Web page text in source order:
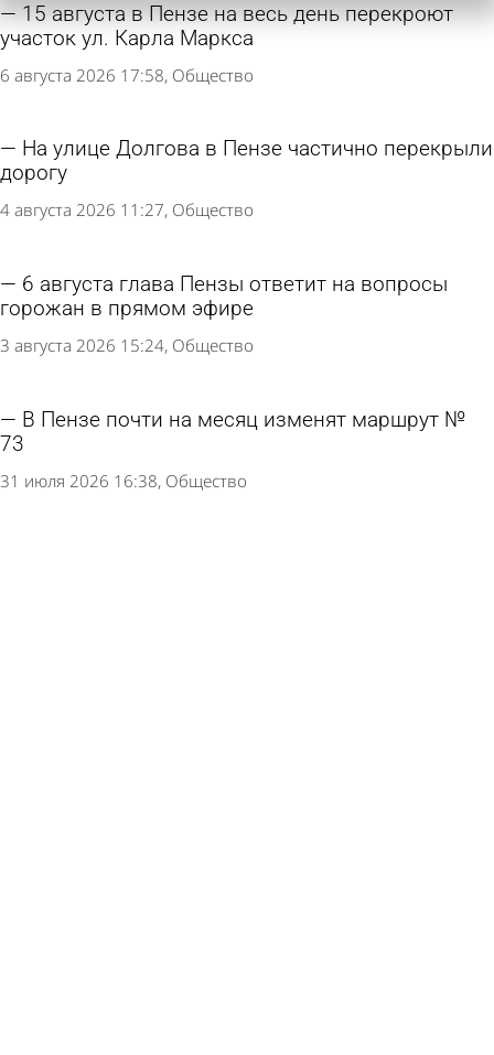
15 августа в Пензе на весь день перекроют
участок ул. Карла Маркса
6 августа 2026 17:58 Общество
На улице Долгова в Пензе частично перекрыли
дорогу
4 августа 2026 11:27 Общество
6 августа глава Пензы ответит на вопросы
горожан в прямом эфире
3 августа 2026 15:24 Общество
В Пензе почти на месяц изменят маршрут №
73
31 июля 2026 16:38 Общество